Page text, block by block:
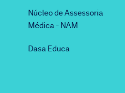
Núcleo de Assessoria
Médica - NAM
Dasa Educa